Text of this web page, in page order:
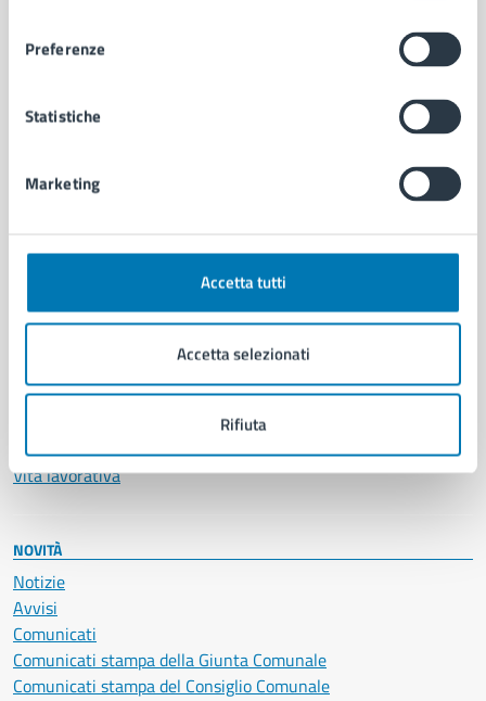
Preferenze
Statistiche
Marketing
Accetta tutti
Accetta selezionati
Rifiuta
Personale amministrativo
Intranet, posta aziendale e protocollo
CATEGORIE DI SERVIZIO
Documenti e certificati
Educazione e formazione
Imprese e commercio
Salute, benessere e assistenza
Servizi Cimiteriali
Vita lavorativa
NOVITÀ
Notizie
Avvisi
Comunicati
Comunicati stampa della Giunta Comunale
Comunicati stampa del Consiglio Comunale